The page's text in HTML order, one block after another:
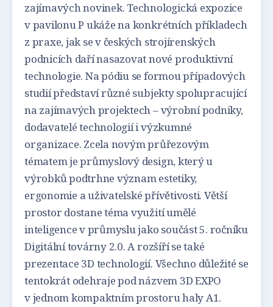
zajímavých novinek. Technologická expozice
v pavilonu P ukáže na konkrétních příkladech
z praxe, jak se v českých strojírenských
podnicích daří nasazovat nové produktivní
technologie. Na pódiu se formou případových
studií představí různé subjekty spolupracující
na zajímavých projektech – výrobní podniky,
dodavatelé technologií i výzkumné
organizace. Zcela novým průřezovým
tématem je průmyslový design, který u
výrobků podtrhne význam estetiky,
ergonomie a uživatelské přívětivosti. Větší
prostor dostane téma využití umělé
inteligence v průmyslu jako součást 5. ročníku
Digitální továrny 2.0. A rozšíří se také
prezentace 3D technologií. Všechno důležité se
tentokrát odehraje pod názvem 3D EXPO
v jednom kompaktním prostoru haly A1.